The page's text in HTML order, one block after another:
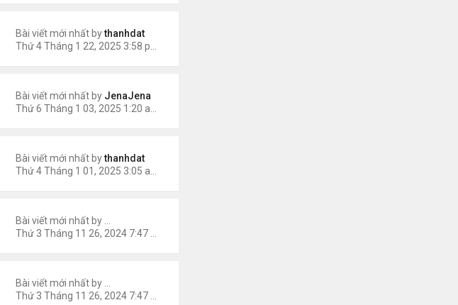
Bài viết mới nhất bythanhdat
Bài viết mới nhất by JenaJena
Bài viết mới nhất bythanhdat